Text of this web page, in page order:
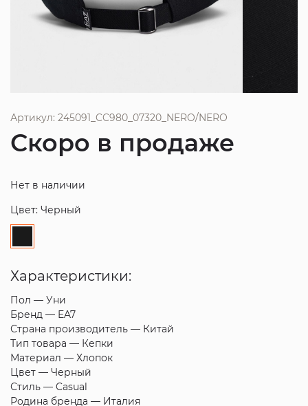
Артикул: 245091_CC980_07320_NERO/NERO
Скоро в продаже
Нет в наличии
Цвет: Черный
Характеристики:
Пол — Уни
Бренд — EA7
Страна производитель — Китай
Тип товара — Кепки
Материал — Хлопок
Цвет — Черный
Стиль — Casual
Родина бренда — Италия